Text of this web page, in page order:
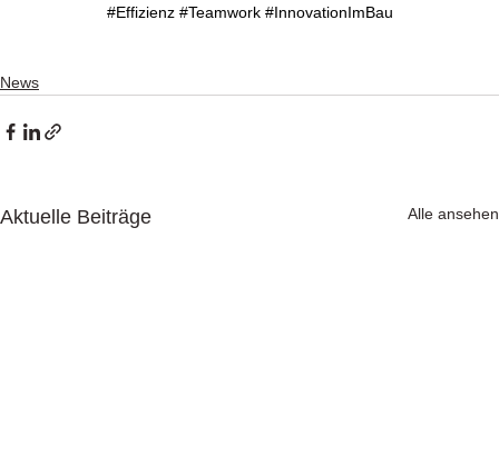
#Effizienz #Teamwork #InnovationImBau
News
Aktuelle Beiträge Alle ansehen